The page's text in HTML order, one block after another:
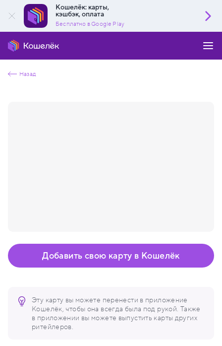
Кошелёк: карты,
кэшбэк, оплата
Бесплатно в Google Play
Назад
Эту карту вы можете перенести в приложение
Кошелёк, чтобы она всегда была под рукой. Также
в приложении вы можете выпустить карты других
ритейлеров.
Добавить свою карту в Кошелёк